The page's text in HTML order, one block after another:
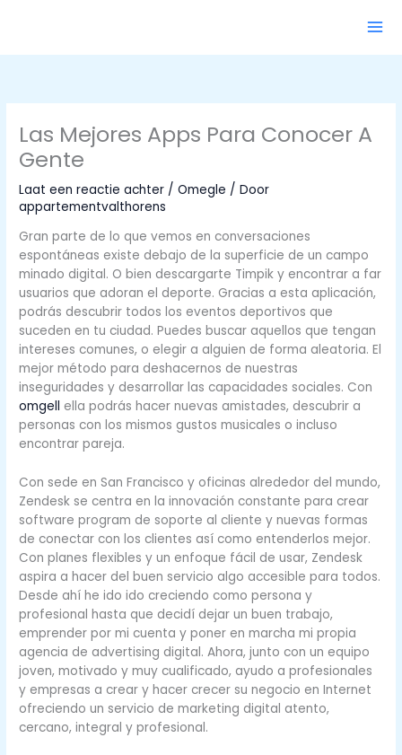
Las Mejores Apps Para Conocer A
Gente
Laat een reactie achter /Omegle / Door
appartementvalthorens
Gran parte de lo que vemos en conversaciones
espontáneas existe debajo de la superficie de un campo
minado digital. O bien descargarte Timpik y encontrar a far
usuarios que adoran el deporte. Gracias a esta aplicación,
podrás descubrir todos los eventos deportivos que
suceden en tu ciudad. Puedes buscar aquellos que tengan
intereses comunes, o elegir a alguien de forma aleatoria. El
mejor método para deshacernos de nuestras
inseguridades y desarrollar las capacidades sociales. Con
omgell ella podrás hacer nuevas amistades, descubrir a
personas con los mismos gustos musicales o incluso
encontrar pareja.
Con sede en San Francisco y oficinas alrededor del mundo,
Zendesk se centra en la innovación constante para crear
software program de soporte al cliente y nuevas formas
de conectar con los clientes así como entenderlos mejor.
Con planes flexibles y un enfoque fácil de usar, Zendesk
aspira a hacer del buen servicio algo accesible para todos.
Desde ahí he ido ido creciendo como persona y
profesional hasta que decidí dejar un buen trabajo,
emprender por mi cuenta y poner en marcha mi propia
agencia de advertising digital. Ahora, junto con un equipo
joven, motivado y muy cualificado, ayudo a profesionales
y empresas a crear y hacer crecer su negocio en Internet
ofreciendo un servicio de marketing digital atento,
cercano, integral y profesional.